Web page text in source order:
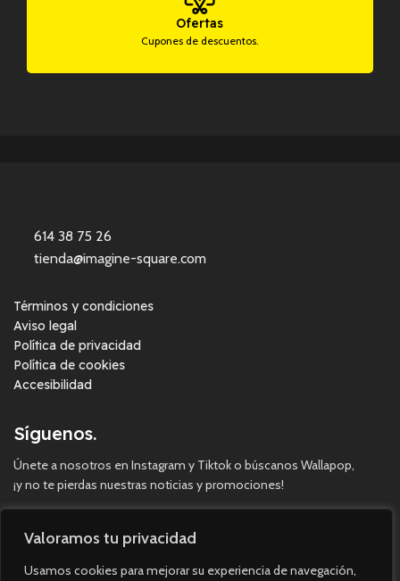
Valoramos tu privacidad
Usamos cookies para mejorar su experiencia de navegación,
Ofertas
Cupones de descuentos.
614 38 75 26
tienda@imagine-square.com
Términos y condiciones
Aviso legal
Política de privacidad
Política de cookies
Accesibilidad
Síguenos.
Únete a nosotros en Instagram y Tiktok o búscanos Wallapop,
¡y no te pierdas nuestras noticias y promociones!